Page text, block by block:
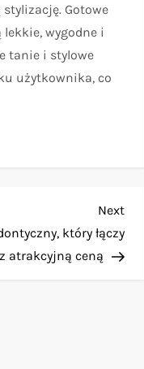
Gotowe
wygodne i
tanie i stylowe
użytkownika, co
Next
Post
Next
który łączy
atrakcyjną ceną